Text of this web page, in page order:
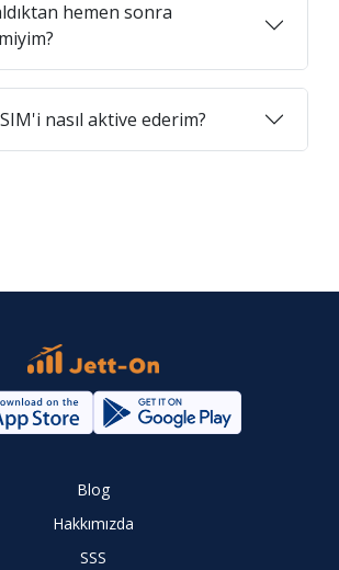
hemen sonra
nasıl aktive ederim?
Blog
Hakkımızda
SSS